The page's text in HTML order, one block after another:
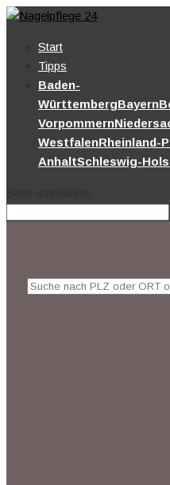
Start
Tipps
Baden-
WürttembergBayern
Vorpommern
WestfalenRheinland-
AnhaltSchleswig-